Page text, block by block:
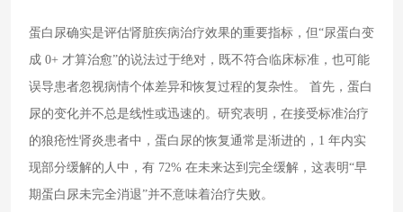
蛋白尿确实是评估肾脏疾病治疗效果的重要指标，但“尿蛋白变
成 0+ 才算治愈”的说法过于绝对，既不符合临床标准，也可能
误导患者忽视病情个体差异和恢复过程的复杂性。 首先，蛋白
尿的变化并不总是线性或迅速的。研究表明，在接受标准治疗
的狼疮性肾炎患者中，蛋白尿的恢复通常是渐进的，1 年内实
现部分缓解的人中，有 72% 在未来达到完全缓解，这表明“早
期蛋白尿未完全消退”并不意味着治疗失败。